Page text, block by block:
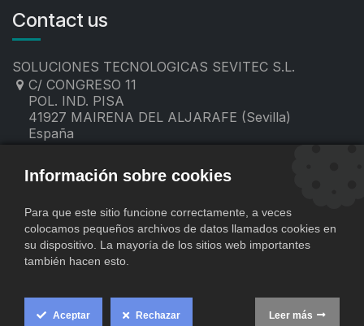
Contact us
SOLUCIONES TECNOLOGICAS SEVITEC S.L.
C/ CONGRESO 11
POL. IND. PISA
41927 MAIRENA DEL ALJARAFE (Sevilla)
España
contacto@sevitec.es
Información sobre cookies
Para que este sitio funcione correctamente, a veces
colocamos pequeños archivos de datos llamados cookies en
su dispositivo. La mayoría de los sitios web importantes
también hacen esto.
Aceptar Rechazar Leer más